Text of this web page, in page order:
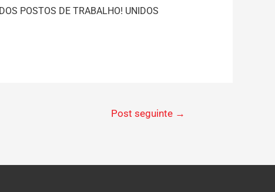
POSTOS DE TRABALHO! UNIDOS
Post seguinte →